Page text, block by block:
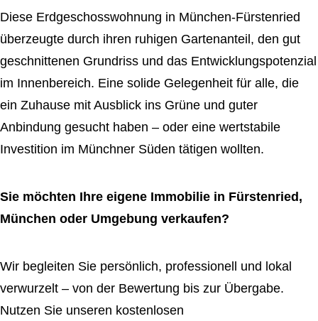
Diese Erdgeschosswohnung in München-Fürstenried
überzeugte durch ihren ruhigen Gartenanteil, den gut
geschnittenen Grundriss und das Entwicklungspotenzial
im Innenbereich. Eine solide Gelegenheit für alle, die
ein Zuhause mit Ausblick ins Grüne und guter
Anbindung gesucht haben – oder eine wertstabile
Investition im Münchner Süden tätigen wollten.
Sie möchten Ihre eigene Immobilie in Fürstenried,
München oder Umgebung verkaufen?
Wir begleiten Sie persönlich, professionell und lokal
verwurzelt – von der Bewertung bis zur Übergabe.
Nutzen Sie unseren kostenlosen